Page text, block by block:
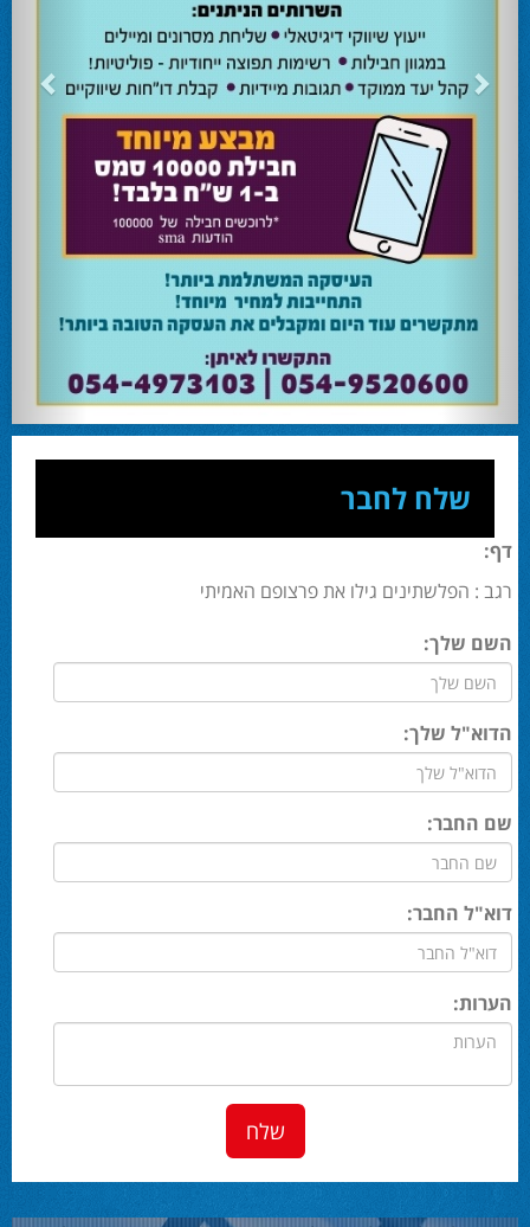
השרה מירי רגב קוראת לבוא ולהצביע ולהשפיע 24.02.24
השרה מירי רגב קוראת לבוא ולהצביע ולהשפיע בבחירות המוניציפליות שיתקיימו ביום
אוהד שגב הפסיד בעכו
עמיחי בן שלוש מקורבו של השר ניר ברקת ניצח את הבחירות בעכו ויכהן כראש העיר.
מחל זכתה במנדט אחד בבאר שבע
עו''ד אמנון כהן שעומד בראש רשימת מחל למועצת העיר זכה במנדט אחד ואילו שמעון
בוקר שהתמודד אף הוא למועצה לא הצליח להיבחר.
המשבר בליכוד העולמי 23.10.24
האם ההסכם של מיקי זוהר מחזק את הימין או השמאל? האם ההסכם חוקי או לא?שמירה
או הדחה? ומה יחליט בעתיד המרכז? עוד שנה בחירות בליכוד העולמי . הכל במגזין
המלא - עמ' 4.
שלח לחבר
דף:
רגב : הפלשתינים גילו את פרצופם האמיתי
השם שלך:
הדוא"ל שלך:
שם החבר:
דוא"ל החבר:
הערות: